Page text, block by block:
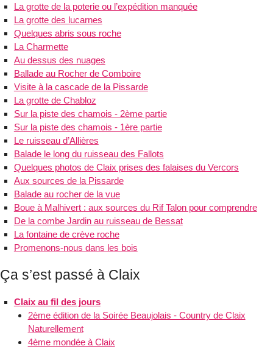
La grotte de la poterie ou l’expédition manquée
La grotte des lucarnes
Quelques abris sous roche
La Charmette
Au dessus des nuages
Ballade au Rocher de Comboire
Visite à la cascade de la Pissarde
La grotte de Chabloz
Sur la piste des chamois - 2ème partie
Sur la piste des chamois - 1ère partie
Le ruisseau d’Allières
Balade le long du ruisseau des Fallots
Quelques photos de Claix prises des falaises du Vercors
Aux sources de la Pissarde
Balade au rocher de la vue
Boue à Malhivert : aux sources du Rif Talon pour comprendre
De la combe Jardin au ruisseau de Bessat
La fontaine de crève roche
Promenons-nous dans les bois
Ça s’est passé à Claix
Claix au fil des jours
2ème édition de la Soirée Beaujolais - Country de Claix
Naturellement
4ème mondée à Claix